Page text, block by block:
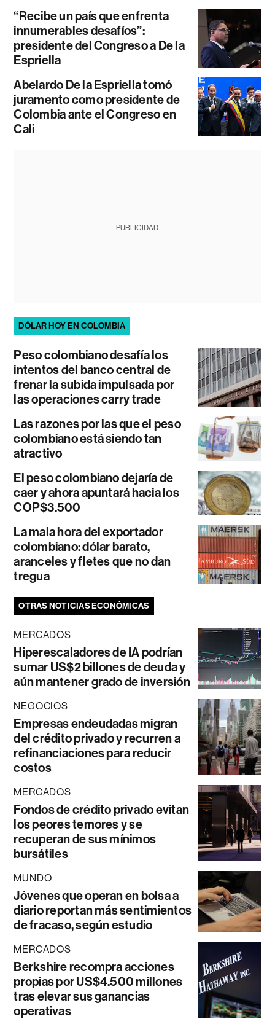
“Recibe un país que enfrenta
innumerables desafíos”:
presidente del Congreso a De la
Espriella
Abelardo De la Espriella tomó
juramento como presidente de
Colombia ante el Congreso en
Cali
PUBLICIDAD
DÓLAR HOY EN COLOMBIA
Peso colombiano desafía los
intentos del banco central de
frenar la subida impulsada por
las operaciones carry trade
Las razones por las que el peso
colombiano está siendo tan
atractivo
El peso colombiano dejaría de
caer y ahora apuntará hacia los
COP$3.500
La mala hora del exportador
colombiano: dólar barato,
aranceles y fletes que no dan
tregua
OTRAS NOTICIAS ECONÓMICAS
MERCADOS
Hiperescaladores de IA podrían
sumar US$2 billones de deuda y
aún mantener grado de inversión
NEGOCIOS
Empresas endeudadas migran
del crédito privado y recurren a
refinanciaciones para reducir
costos
MERCADOS
Fondos de crédito privado evitan
los peores temores y se
recuperan de sus mínimos
bursátiles
MUNDO
Jóvenes que operan en bolsa a
diario reportan más sentimientos
de fracaso, según estudio
MERCADOS
Berkshire recompra acciones
propias por US$4.500 millones
tras elevar sus ganancias
operativas